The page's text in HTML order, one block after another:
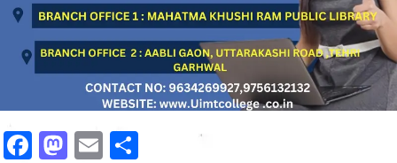
Facebook
Mastodon
EmailShare